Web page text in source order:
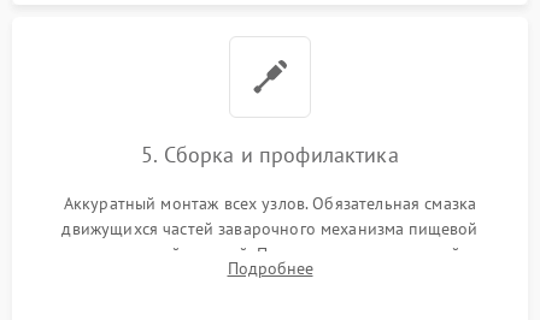
5. Сборка и профилактика
Аккуратный монтаж всех узлов. Обязательная смазка
движущихся частей заварочного механизма пищевой
силиконовой смазкой. Проведение программной
декальцинации и очистки системы от кофейных масел.
Подробнее